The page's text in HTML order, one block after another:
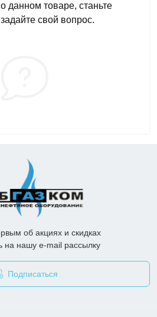
данном товаре, станьте
свой вопрос.
об акциях и скидках
на нашу e-mail рассылку
Подписаться